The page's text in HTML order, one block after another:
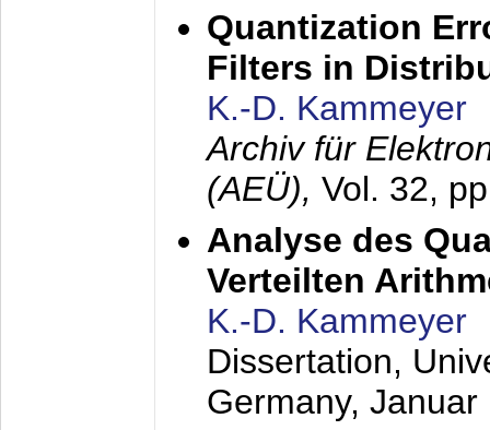
Quantization
Filters in
K.-D. Kammeyer
Archiv für
(AEÜ), Vol. 32,
Analyse des
Verteilten
K.-D. Kammeyer
Dissertation,
Germany, Januar